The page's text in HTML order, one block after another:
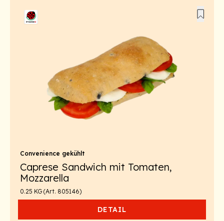
Convenience gekühlt
Caprese Sandwich mit Tomaten,
Mozzarella
0.25 KG (Art. 805146)
DETAIL